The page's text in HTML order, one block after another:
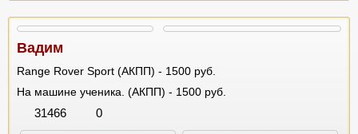
Вадим
Range Rover Sport (АКПП) - 1500 руб.
На машине ученика. (АКПП) - 1500 руб.
31466 0